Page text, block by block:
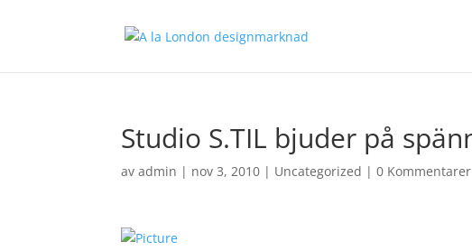
Studio S.TIL bjuder på
avadmin | nov 3, 2010 | Uncategorized |0 Kommentarer